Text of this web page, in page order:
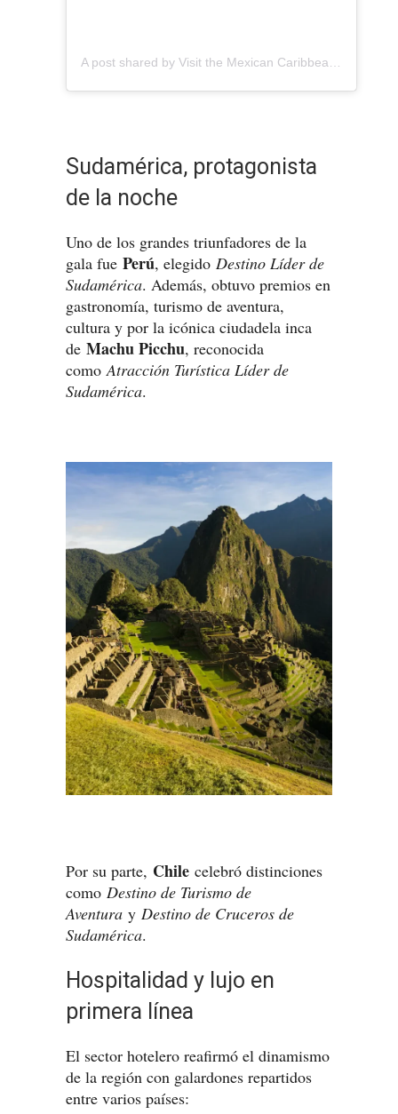
Sudamérica, protagonista
de la noche
Uno de los grandes triunfadores de la
gala fue Perú, elegido Destino Líder de
Sudamérica. Además, obtuvo premios en
gastronomía, turismo de aventura,
cultura y por la icónica ciudadela inca
de Machu Picchu, reconocida
como Atracción Turística Líder de
Sudamérica.
Por su parte, Chile celebró distinciones
como Destino de Turismo de
Aventura y Destino de Cruceros de
Sudamérica.
Hospitalidad y lujo en
primera línea
El sector hotelero reafirmó el dinamismo
de la región con galardones repartidos
entre varios países: